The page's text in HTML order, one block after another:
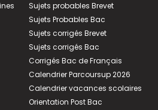
Sujets probables Brevet
Sujets Probables Bac
Sujets corrigés Brevet
Sujets corrigés Bac
Corrigés Bac de Français
Calendrier Parcoursup 2026
Calendrier vacances scolaires
Orientation Post Bac